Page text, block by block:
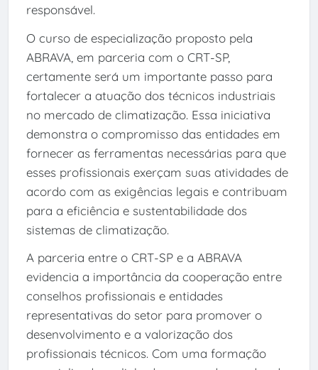
responsável.
O curso de especialização proposto pela
ABRAVA, em parceria com o CRT-SP,
certamente será um importante passo para
fortalecer a atuação dos técnicos industriais
no mercado de climatização. Essa iniciativa
demonstra o compromisso das entidades em
fornecer as ferramentas necessárias para que
esses profissionais exerçam suas atividades de
acordo com as exigências legais e contribuam
para a eficiência e sustentabilidade dos
sistemas de climatização.
A parceria entre o CRT-SP e a ABRAVA
evidencia a importância da cooperação entre
conselhos profissionais e entidades
representativas do setor para promover o
desenvolvimento e a valorização dos
profissionais técnicos. Com uma formação